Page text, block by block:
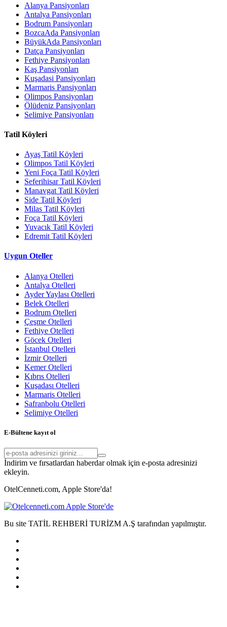
Alanya Pansiyonları
Antalya Pansiyonları
Bodrum Pansiyonları
BozcaAda Pansiyonları
BüyükAda Pansiyonları
Datça Pansiyonları
Fethiye Pansiyonları
Kaş Pansiyonları
Kuşadasi Pansiyonları
Marmaris Pansiyonları
Olimpos Pansiyonları
Ölüdeniz Pansiyonları
Selimiye Pansiyonları
Tatil Köyleri
Ayaş Tatil Köyleri
Olimpos Tatil Köyleri
Yeni Foça Tatil Köyleri
Seferihisar Tatil Köyleri
Manavgat Tatil Köyleri
Side Tatil Köyleri
Milas Tatil Köyleri
Foça Tatil Köyleri
Yuvacık Tatil Köyleri
Edremit Tatil Köyleri
Uygun Oteller
Alanya Otelleri
Antalya Otelleri
Ayder Yaylası Otelleri
Belek Otelleri
Bodrum Otelleri
Çeşme Otelleri
Fethiye Otelleri
Göcek Otelleri
İstanbul Otelleri
İzmir Otelleri
Kemer Otelleri
Kıbrıs Otelleri
Kuşadası Otelleri
Marmaris Otelleri
Safranbolu Otelleri
Selimiye Otelleri
E-Bültene kayıt ol
İndirim ve fırsatlardan haberdar olmak için e-posta adresinizi
ekleyin.
OtelCenneti.com, Apple Store'da!
Bu site TATİL REHBERİ TURİZM A.Ş tarafından yapılmıştır.